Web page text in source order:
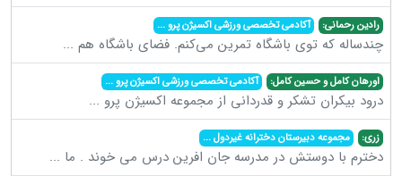
رادین رحمانی: آکادمی تخصصی ورزشی اکسیژن پرو...
چندساله که توی باشگاه تمرین می‌کنم. فضای باشگاه هم ...
اورهان کامل و حسین کامل: آکادمی تخصصی ورزشی اکسیژن پرو...
درود بیکران تشکر و قدردانی از مجموعه اکسیژن پرو ...
زری: مجموعه دبیرستان دخترانه غیردول...
دخترم با دوستش در مدرسه جان افرین درس می خوند . ما ...